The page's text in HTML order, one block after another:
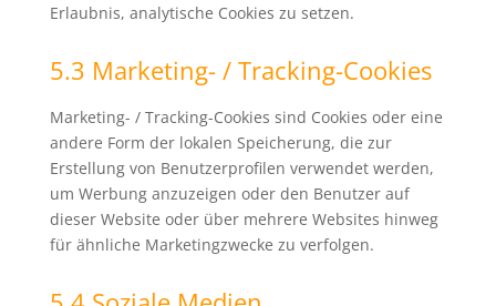
Erlaubnis, analytische Cookies zu setzen.
5.3 Marketing- / Tracking-Cookies
Marketing- / Tracking-Cookies sind Cookies oder eine
andere Form der lokalen Speicherung, die zur
Erstellung von Benutzerprofilen verwendet werden,
um Werbung anzuzeigen oder den Benutzer auf
dieser Website oder über mehrere Websites hinweg
für ähnliche Marketingzwecke zu verfolgen.